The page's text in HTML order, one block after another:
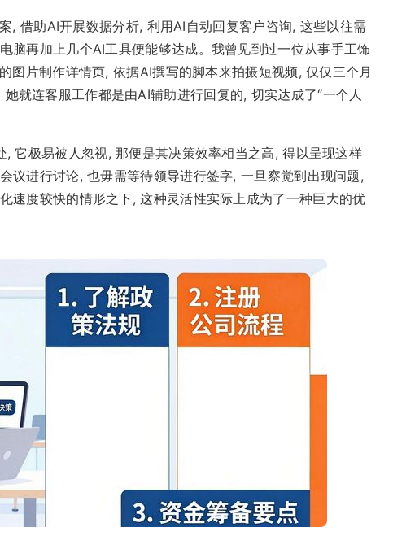
, 借助AI开展数据分析, 利用AI自动回复客户咨询, 这些以往需
脑再加上几个AI工具便能够达成。我曾见到过一位从事手工饰
图片制作详情页, 依据AI撰写的脚本来拍摄短视频, 仅仅三个月
就连客服工作都是由AI辅助进行回复的, 切实达成了“一个人
, 它极易被人忽视, 那便是其决策效率相当之高, 得以呈现这样
议进行讨论, 也毋需等待领导进行签字, 一旦察觉到出现问题,
速度较快的情形之下, 这种灵活性实际上成为了一种巨大的优